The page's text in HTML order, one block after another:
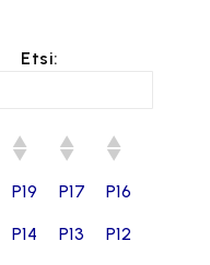
Etsi:
P19 P17 P16
P14 P13 P12